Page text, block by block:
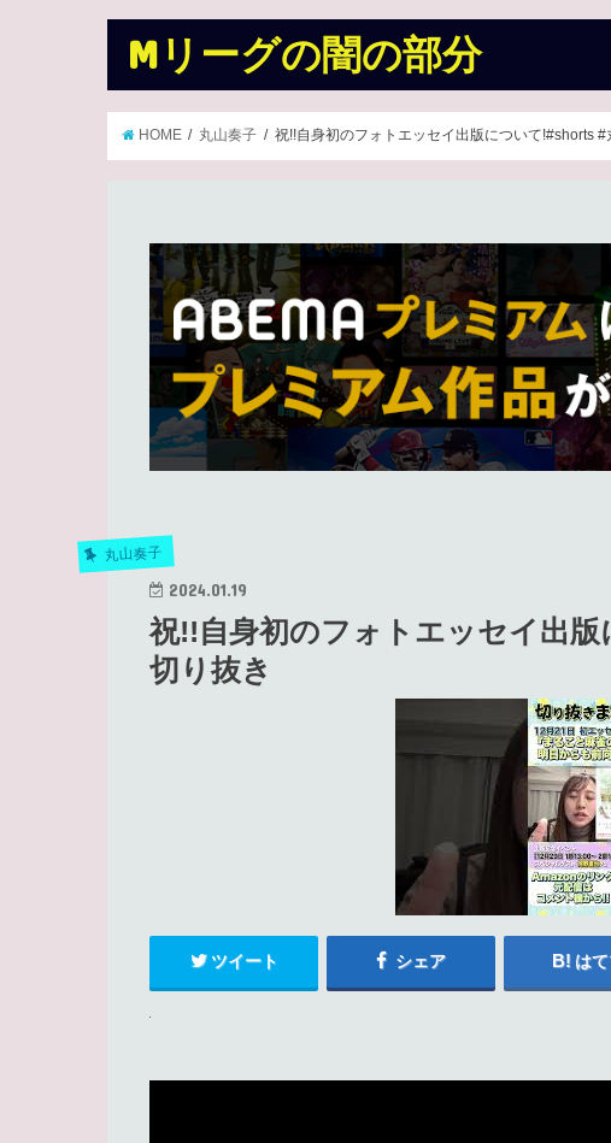
Mリーグの闇の部分
HOME 丸山奏子 祝!!自身初のフォトエッセイ出版について!#shorts #
丸山奏子
2024.01.19
祝!!自身初のフォトエッセイ出
切り抜き
ツイート シェア は